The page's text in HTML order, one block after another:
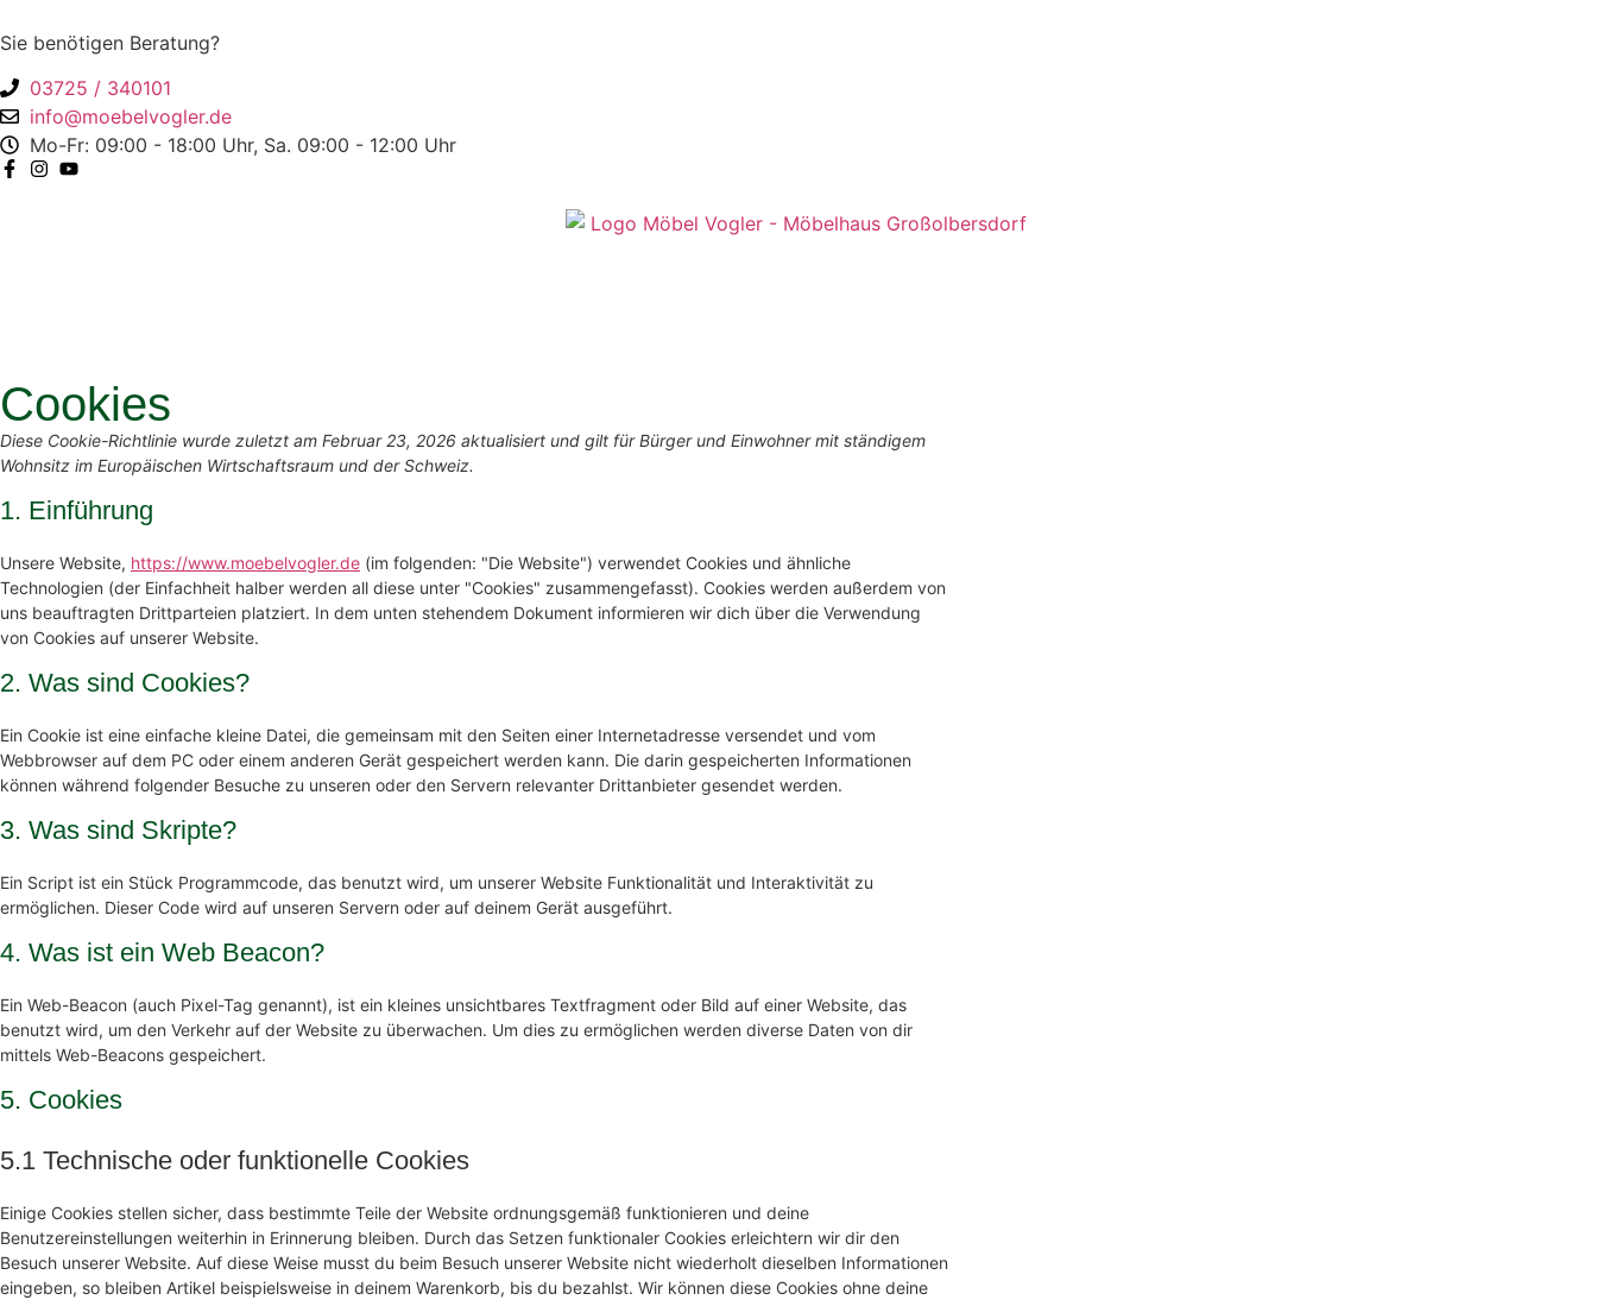
Sie benötigen Beratung?
03725 / 340101
info@moebelvogler.de
Mo-Fr: 09:00 - 18:00 Uhr, Sa. 09:00 - 12:00 Uhr
Cookies
Diese Cookie-Richtlinie wurde zuletzt am Februar 23, 2026 aktualisiert und gilt für Bürger und Einwohner mit ständigem
Wohnsitz im Europäischen Wirtschaftsraum und der Schweiz.
1. Einführung
Unsere Website, https://www.moebelvogler.de (im folgenden: "Die Website") verwendet Cookies und ähnliche
Technologien (der Einfachheit halber werden all diese unter "Cookies" zusammengefasst). Cookies werden außerdem von
uns beauftragten Drittparteien platziert. In dem unten stehendem Dokument informieren wir dich über die Verwendung
von Cookies auf unserer Website.
2. Was sind Cookies?
Ein Cookie ist eine einfache kleine Datei, die gemeinsam mit den Seiten einer Internetadresse versendet und vom
Webbrowser auf dem PC oder einem anderen Gerät gespeichert werden kann. Die darin gespeicherten Informationen
können während folgender Besuche zu unseren oder den Servern relevanter Drittanbieter gesendet werden.
3. Was sind Skripte?
Ein Script ist ein Stück Programmcode, das benutzt wird, um unserer Website Funktionalität und Interaktivität zu
ermöglichen. Dieser Code wird auf unseren Servern oder auf deinem Gerät ausgeführt.
4. Was ist ein Web Beacon?
Ein Web-Beacon (auch Pixel-Tag genannt), ist ein kleines unsichtbares Textfragment oder Bild auf einer Website, das
benutzt wird, um den Verkehr auf der Website zu überwachen. Um dies zu ermöglichen werden diverse Daten von dir
mittels Web-Beacons gespeichert.
5. Cookies
5.1 Technische oder funktionelle Cookies
Einige Cookies stellen sicher, dass bestimmte Teile der Website ordnungsgemäß funktionieren und deine
Benutzereinstellungen weiterhin in Erinnerung bleiben. Durch das Setzen funktionaler Cookies erleichtern wir dir den
Besuch unserer Website. Auf diese Weise musst du beim Besuch unserer Website nicht wiederholt dieselben Informationen
eingeben, so bleiben Artikel beispielsweise in deinem Warenkorb, bis du bezahlst. Wir können diese Cookies ohne deine